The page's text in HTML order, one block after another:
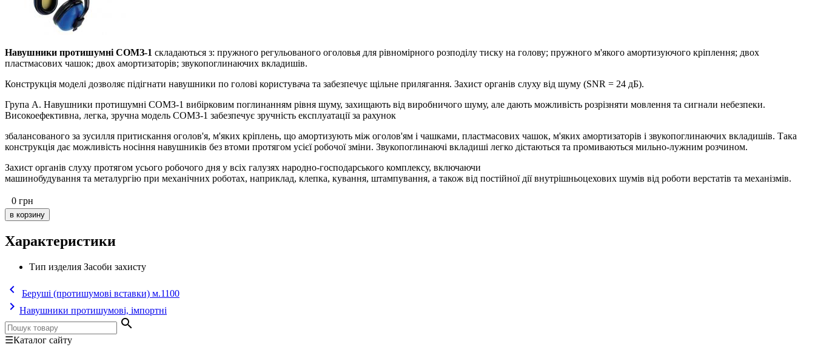
Навушники протишумні СОМЗ-1 складаються з: пружного регульованого оголовья для рівномірного розподілу тиску на голову; пружного м'якого амортизуючого кріплення; двох
пластмасових чашок; двох амортизаторів; звукопоглинаючих вкладишів.
Конструкція моделі дозволяє підігнати навушники по голові користувача та забезпечує щільне прилягання. Захист органів слуху від шуму (SNR = 24 дБ).
Група А. Навушники протишумні СОМЗ-1 вибірковим поглинанням рівня шуму, захищають від виробничого шуму, але дають можливість розрізняти мовлення та сигнали небезпеки.
Високоефективна, легка, зручна модель СОМЗ-1 забезпечує зручність експлуатації за рахунок
збалансованого за зусилля притискання оголов'я, м'яких кріплень, що амортизують між оголов'ям і чашками, пластмасових чашок, м'яких амортизаторів і звукопоглинаючих вкладишів. Така
конструкція дає можливість носіння навушників без втоми протягом усієї робочої зміни. Звукопоглинаючі вкладиші легко дістаються та промиваються мильно-лужним розчином.
Захист органів слуху протягом усього робочого дня у всіх галузях народно-господарського комплексу, включаючи
машинобудування та металургію при механічних роботах, наприклад, клепка, кування, штампування, а також від постійної дії внутрішньоцехових шумів від роботи верстатів та механізмів.
0 грн
Характеристики
Тип изделия Засоби захисту
keyboard_arrow_left Беруші (протишумові вставки) м.1100
keyboard_arrow_right Навушники протишумові, імпортні
search
☰Каталог сайту